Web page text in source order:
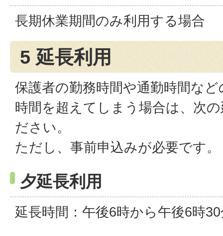
長期休業期間のみ利用する場合
5 延長利用
保護者の勤務時間や通勤時間な
時間を超えてしまう場合は、次
ださい。
ただし、事前申込みが必要です。
夕延長利用
延長時間：午後6時から午後6時